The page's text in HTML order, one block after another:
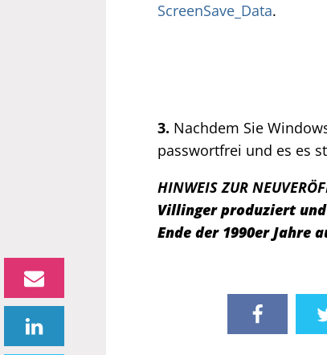
ScreenSave_Data.
3. Nachdem Sie
passwortfrei und es es
HINWEIS ZUR
Villinger produziert
Ende der 1990er Jahre